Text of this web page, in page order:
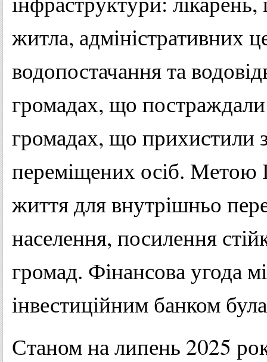
житла, адміністративних
водопостачання та
громадах, що постраждали
громадах, що прихистили
переміщених осіб. Метою
життя для внутрішньо
населення, посилення
громад. Фінансова угода
інвестиційним банком
Станом на липень 2025